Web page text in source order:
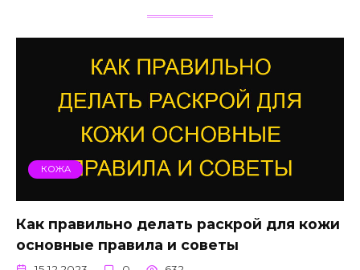
КОЖА
Как правильно делать раскрой для кожи
основные правила и советы